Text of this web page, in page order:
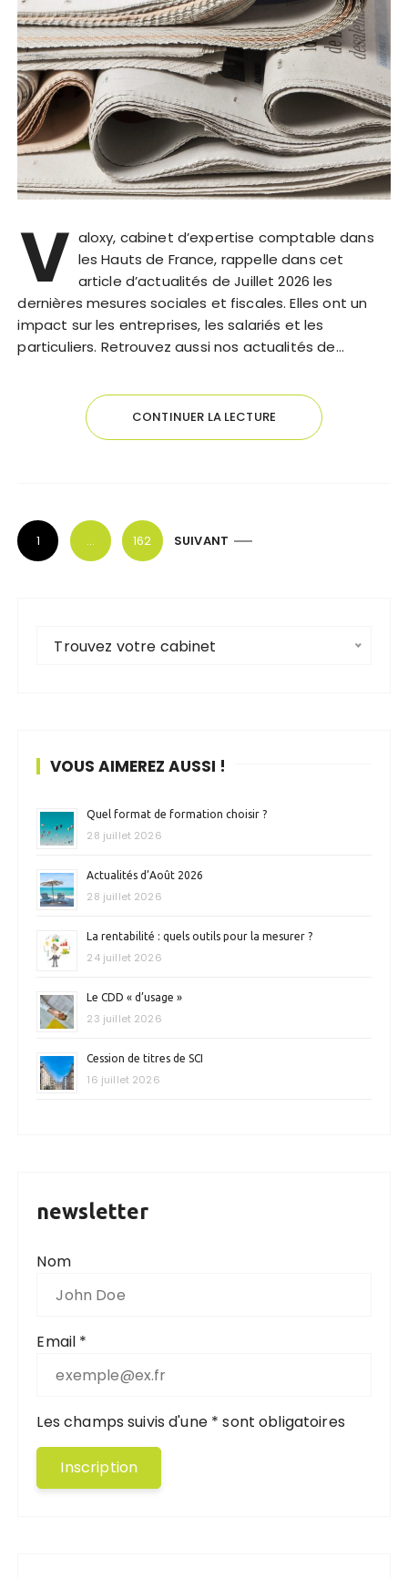
V aloxy, cabinet d’expertise comptable dans
les Hauts de France, rappelle dans cet
article d’actualités de Juillet 2026 les
dernières mesures sociales et fiscales. Elles ont un
impact sur les entreprises, les salariés et les
particuliers. Retrouvez aussi nos actualités de…
CONTINUER LA LECTURE
P
a
1 … 162 SUIVANT
Trouvez votre cabinet
VOUS AIMEREZ AUSSI !
Quel format de formation choisir ?
28 juillet 2026
Actualités d’Août 2026
28 juillet 2026
La rentabilité : quels outils pour la mesurer ?
24 juillet 2026
Le CDD « d’usage »
23 juillet 2026
Cession de titres de SCI
16 juillet 2026
newsletter
Nom
Email *
Les champs suivis d'une * sont obligatoires